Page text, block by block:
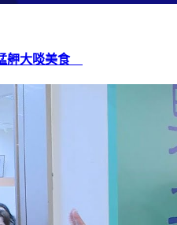
舺大啖美食